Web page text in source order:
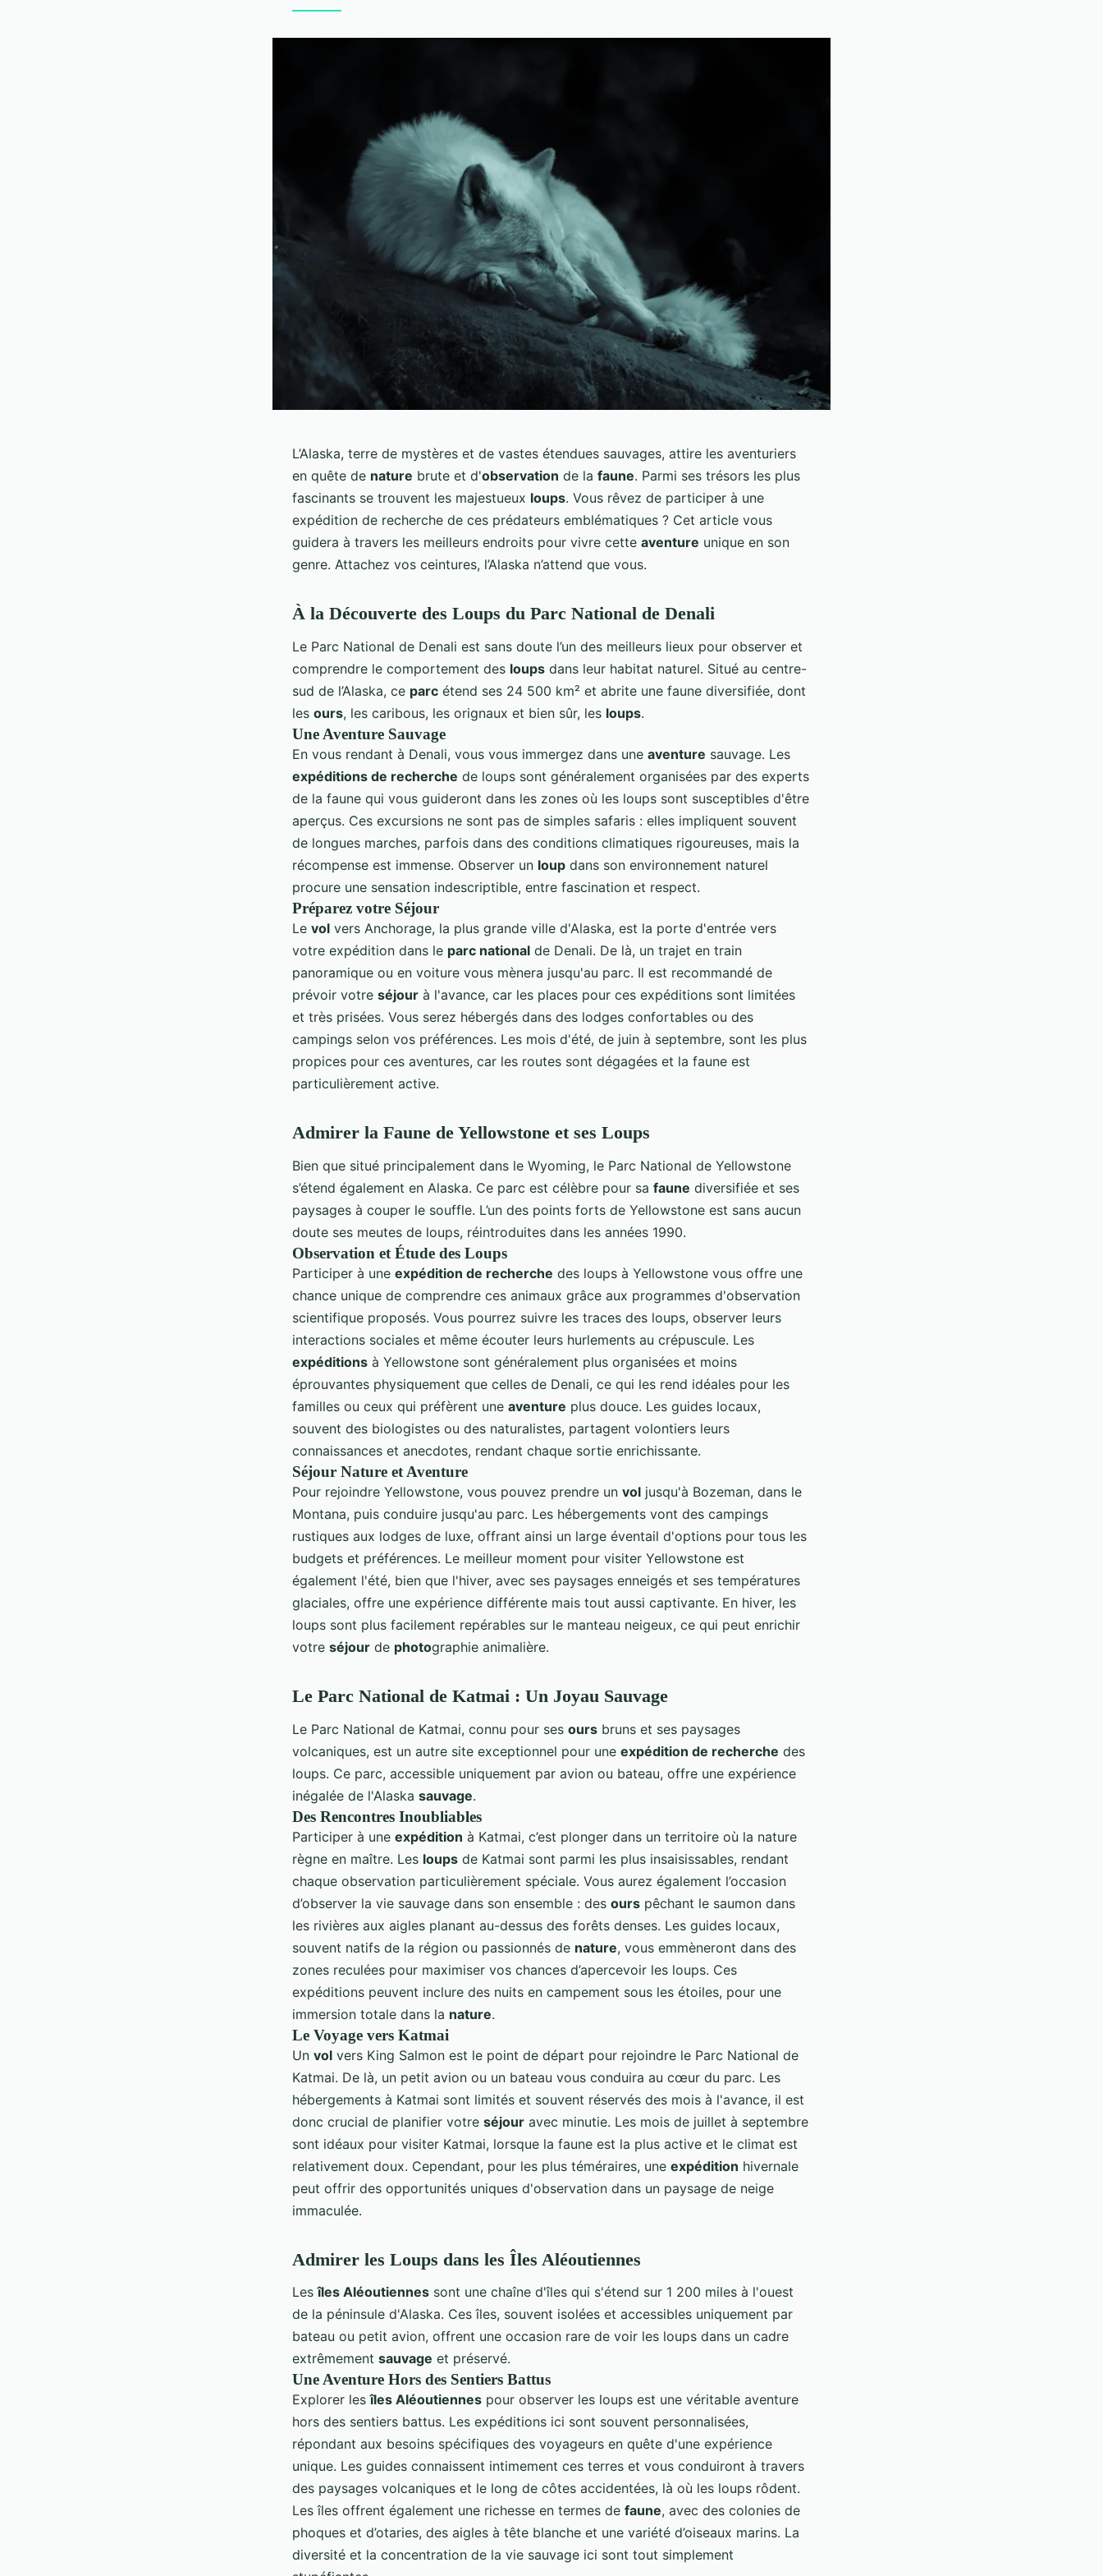
L’Alaska, terre de mystères et de vastes étendues sauvages, attire les aventuriers
en quête de nature brute et d'observation de la faune. Parmi ses trésors les plus
fascinants se trouvent les majestueux loups. Vous rêvez de participer à une
expédition de recherche de ces prédateurs emblématiques ? Cet article vous
guidera à travers les meilleurs endroits pour vivre cette aventure unique en son
genre. Attachez vos ceintures, l’Alaska n’attend que vous.
À la Découverte des Loups du Parc National de Denali
Le Parc National de Denali est sans doute l’un des meilleurs lieux pour observer et
comprendre le comportement des loups dans leur habitat naturel. Situé au centre-
sud de l’Alaska, ce parc étend ses 24 500 km² et abrite une faune diversifiée, dont
les ours, les caribous, les orignaux et bien sûr, les loups.
Une Aventure Sauvage
En vous rendant à Denali, vous vous immergez dans une aventure sauvage. Les
expéditions de recherche de loups sont généralement organisées par des experts
de la faune qui vous guideront dans les zones où les loups sont susceptibles d'être
aperçus. Ces excursions ne sont pas de simples safaris : elles impliquent souvent
de longues marches, parfois dans des conditions climatiques rigoureuses, mais la
récompense est immense. Observer un loup dans son environnement naturel
procure une sensation indescriptible, entre fascination et respect.
Préparez votre Séjour
Le vol vers Anchorage, la plus grande ville d'Alaska, est la porte d'entrée vers
votre expédition dans le parc national de Denali. De là, un trajet en train
panoramique ou en voiture vous mènera jusqu'au parc. Il est recommandé de
prévoir votre séjour à l'avance, car les places pour ces expéditions sont limitées
et très prisées. Vous serez hébergés dans des lodges confortables ou des
campings selon vos préférences. Les mois d'été, de juin à septembre, sont les plus
propices pour ces aventures, car les routes sont dégagées et la faune est
particulièrement active.
Admirer la Faune de Yellowstone et ses Loups
Bien que situé principalement dans le Wyoming, le Parc National de Yellowstone
s’étend également en Alaska. Ce parc est célèbre pour sa faune diversifiée et ses
paysages à couper le souffle. L’un des points forts de Yellowstone est sans aucun
doute ses meutes de loups, réintroduites dans les années 1990.
Observation et Étude des Loups
Participer à une expédition de recherche des loups à Yellowstone vous offre une
chance unique de comprendre ces animaux grâce aux programmes d'observation
scientifique proposés. Vous pourrez suivre les traces des loups, observer leurs
interactions sociales et même écouter leurs hurlements au crépuscule. Les
expéditions à Yellowstone sont généralement plus organisées et moins
éprouvantes physiquement que celles de Denali, ce qui les rend idéales pour les
familles ou ceux qui préfèrent une aventure plus douce. Les guides locaux,
souvent des biologistes ou des naturalistes, partagent volontiers leurs
connaissances et anecdotes, rendant chaque sortie enrichissante.
Séjour Nature et Aventure
Pour rejoindre Yellowstone, vous pouvez prendre un vol jusqu'à Bozeman, dans le
Montana, puis conduire jusqu'au parc. Les hébergements vont des campings
rustiques aux lodges de luxe, offrant ainsi un large éventail d'options pour tous les
budgets et préférences. Le meilleur moment pour visiter Yellowstone est
également l'été, bien que l'hiver, avec ses paysages enneigés et ses températures
glaciales, offre une expérience différente mais tout aussi captivante. En hiver, les
loups sont plus facilement repérables sur le manteau neigeux, ce qui peut enrichir
votre séjour de photographie animalière.
Le Parc National de Katmai : Un Joyau Sauvage
Le Parc National de Katmai, connu pour ses ours bruns et ses paysages
volcaniques, est un autre site exceptionnel pour une expédition de recherche des
loups. Ce parc, accessible uniquement par avion ou bateau, offre une expérience
inégalée de l'Alaska sauvage.
Des Rencontres Inoubliables
Participer à une expédition à Katmai, c’est plonger dans un territoire où la nature
règne en maître. Les loups de Katmai sont parmi les plus insaisissables, rendant
chaque observation particulièrement spéciale. Vous aurez également l’occasion
d’observer la vie sauvage dans son ensemble : des ours pêchant le saumon dans
les rivières aux aigles planant au-dessus des forêts denses. Les guides locaux,
souvent natifs de la région ou passionnés de nature, vous emmèneront dans des
zones reculées pour maximiser vos chances d’apercevoir les loups. Ces
expéditions peuvent inclure des nuits en campement sous les étoiles, pour une
immersion totale dans la nature.
Le Voyage vers Katmai
Un vol vers King Salmon est le point de départ pour rejoindre le Parc National de
Katmai. De là, un petit avion ou un bateau vous conduira au cœur du parc. Les
hébergements à Katmai sont limités et souvent réservés des mois à l'avance, il est
donc crucial de planifier votre séjour avec minutie. Les mois de juillet à septembre
sont idéaux pour visiter Katmai, lorsque la faune est la plus active et le climat est
relativement doux. Cependant, pour les plus téméraires, une expédition hivernale
peut offrir des opportunités uniques d'observation dans un paysage de neige
immaculée.
Admirer les Loups dans les Îles Aléoutiennes
Lesîles Aléoutiennes sont une chaîne d'îles qui s'étend sur 1 200 miles à l'ouest
de la péninsule d'Alaska. Ces îles, souvent isolées et accessibles uniquement par
bateau ou petit avion, offrent une occasion rare de voir les loups dans un cadre
extrêmement sauvage et préservé.
Une Aventure Hors des Sentiers Battus
Explorer lesîles Aléoutiennes pour observer les loups est une véritable aventure
hors des sentiers battus. Les expéditions ici sont souvent personnalisées,
répondant aux besoins spécifiques des voyageurs en quête d'une expérience
unique. Les guides connaissent intimement ces terres et vous conduiront à travers
des paysages volcaniques et le long de côtes accidentées, là où les loups rôdent.
Les îles offrent également une richesse en termes de faune, avec des colonies de
phoques et d’otaries, des aigles à tête blanche et une variété d’oiseaux marins. La
diversité et la concentration de la vie sauvage ici sont tout simplement